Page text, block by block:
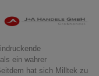
ein wahrer
hat sich Milltek zu